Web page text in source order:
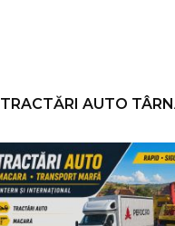
TRACTĂRI AUTO